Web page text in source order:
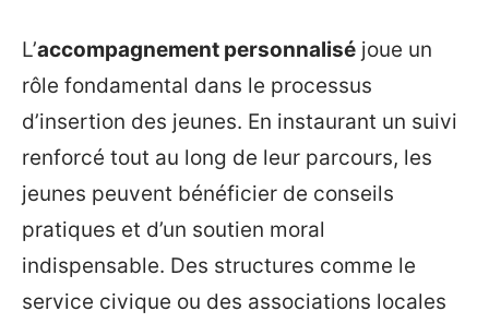
L’accompagnement personnalisé joue un
rôle fondamental dans le processus
d’insertion des jeunes. En instaurant un suivi
renforcé tout au long de leur parcours, les
jeunes peuvent bénéficier de conseils
pratiques et d’un soutien moral
indispensable. Des structures comme le
service civique ou des associations locales